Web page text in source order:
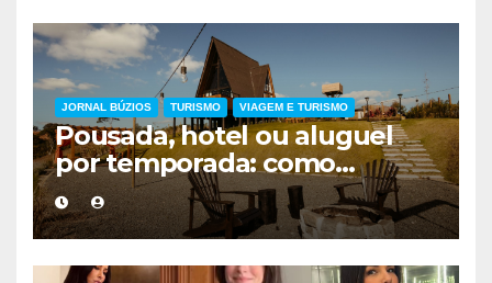
JORNAL BÚZIOS TURISMO VIAGEM E TURISMO
Pousada, hotel ou aluguel
por temporada: como
escolher a melhor
hospedagem